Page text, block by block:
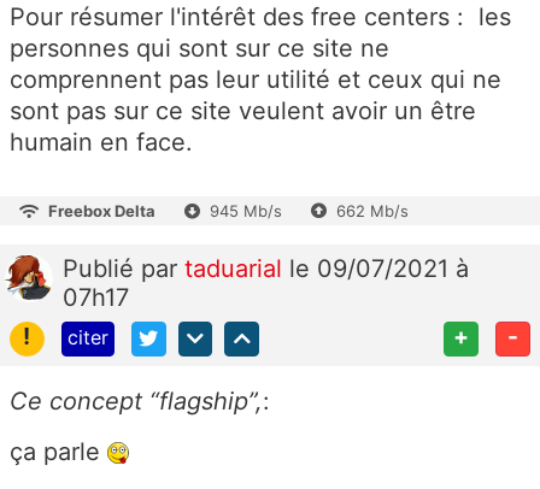
Pour résumer l'intérêt des free centers : les
personnes qui sont sur ce site ne
comprennent pas leur utilité et ceux qui ne
sont pas sur ce site veulent avoir un être
humain en face.
Freebox Delta 945 Mb/s 662 Mb/s
Publié par taduarial le 09/07/2021 à
07h17
!
citer + -
Ce concept “flagship”,:
ça parle